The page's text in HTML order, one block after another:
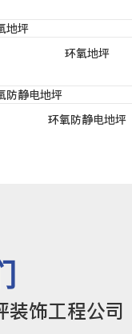
环氧地坪
环氧防静电地坪
装饰工程公司